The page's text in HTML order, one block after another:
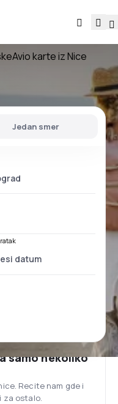
Avio karte iz Nice
Jedan smer
samo nekoliko
Recite nam gde i
za ostalo.